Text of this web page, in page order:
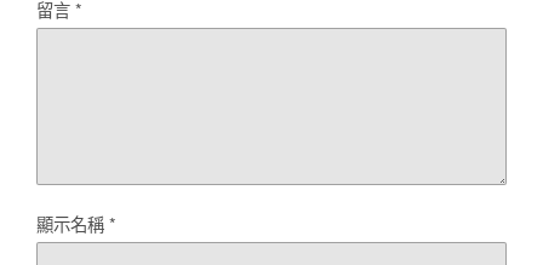
留言*
顯示名稱*